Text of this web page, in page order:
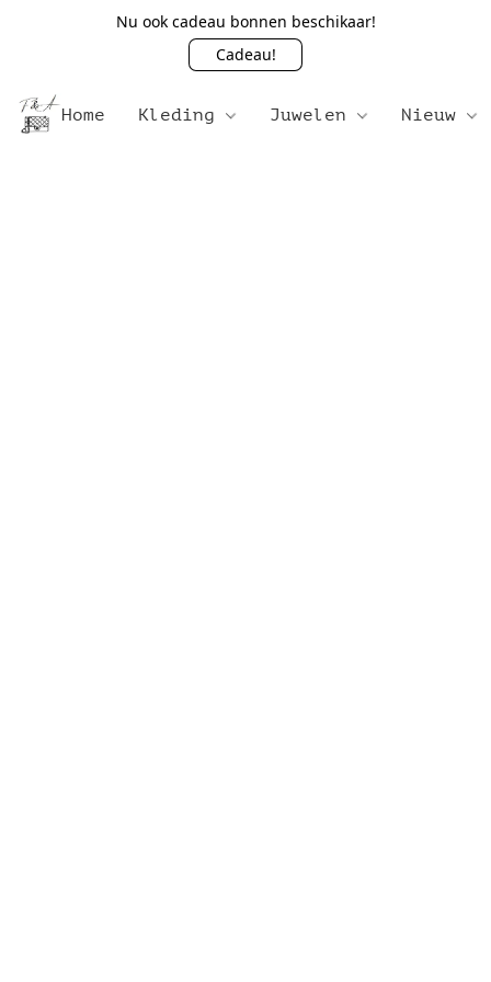
Nu ook cadeau bonnen beschikaar!
Cadeau!
Home Kleding Juwelen Nieuw